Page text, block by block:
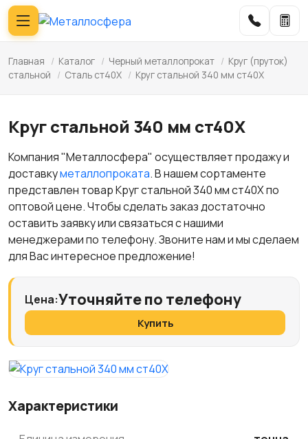
Главная / Каталог / Черный металлопрокат / Круг (пруток)
стальной
/ Сталь ст40Х / Круг стальной 340 мм ст40Х
Круг стальной 340 мм ст40Х
Компания "Металлосфера" осуществляет продажу и
доставкуметаллопроката. В нашем сортаменте
представлен товар Круг стальной 340 мм ст40Х по
оптовой цене. Чтобы сделать заказ достаточно
оставить заявку или связаться с нашими
менеджерами по телефону. Звоните нам и мы сделаем
для Вас интересное предложение!
Цена:Уточняйте по телефону
Купить
Характеристики